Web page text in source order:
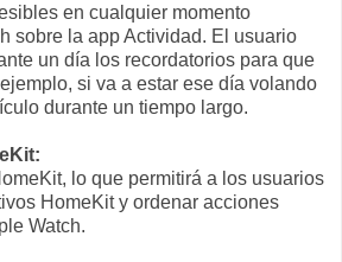
en cualquier momento
sobre la app Actividad. El usuario
un día los recordatorios para que
si va a estar ese día volando
durante un tiempo largo.
lo que permitirá a los usuarios
HomeKit y ordenar acciones
Watch.